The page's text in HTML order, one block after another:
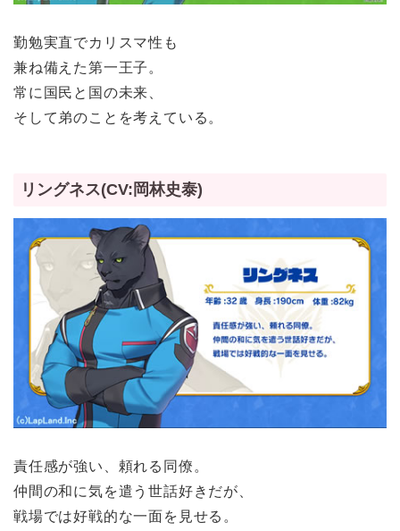
勤勉実直でカリスマ性も
兼ね備えた第一王子。
常に国民と国の未来、
そして弟のことを考えている。
リングネス(CV:岡林史泰)
責任感が強い、頼れる同僚。
仲間の和に気を遣う世話好きだが、
戦場では好戦的な一面を見せる。